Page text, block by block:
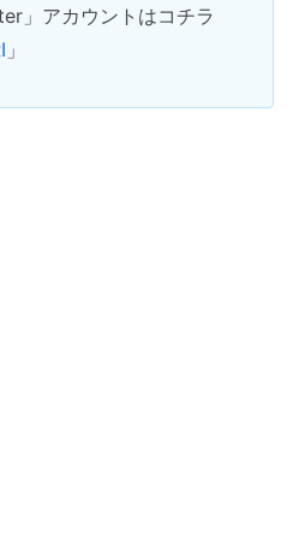
」アカウントはコチラ
」